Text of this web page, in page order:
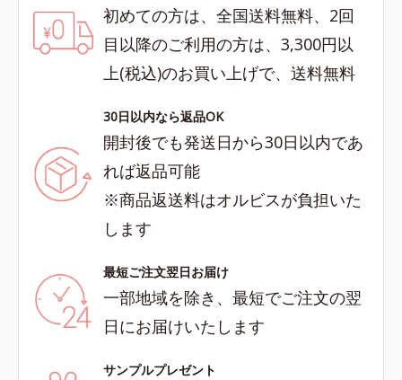
初めての方は、全国送料無料、2回
目以降のご利用の方は、3,300円以
上(税込)のお買い上げで、送料無料
30日以内なら返品OK
開封後でも発送日から30日以内であ
れば返品可能
※商品返送料はオルビスが負担いた
します
最短ご注文翌日お届け
一部地域を除き、最短でご注文の翌
日にお届けいたします
サンプルプレゼント